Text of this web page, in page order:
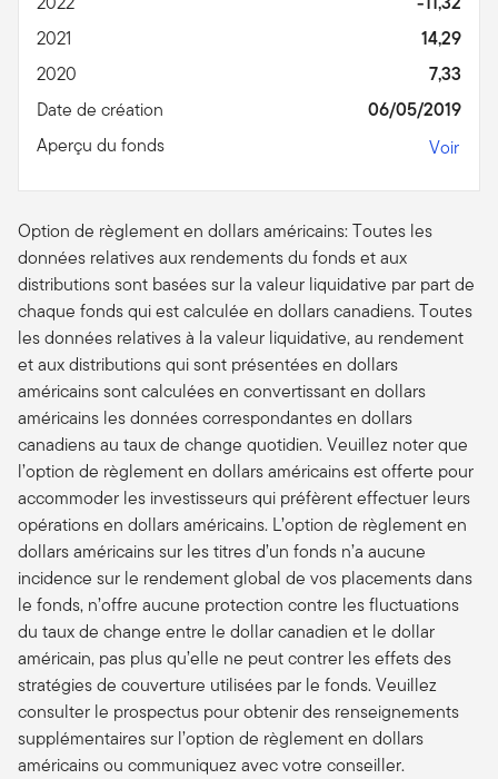
2021
14,29
2020
7,33
Date de création
06/05/2019
Aperçu du fonds
Voir
Option de règlement en dollars américains: Toutes les
données relatives aux rendements du fonds et aux
distributions sont basées sur la valeur liquidative par part de
chaque fonds qui est calculée en dollars canadiens. Toutes
les données relatives à la valeur liquidative, au rendement
et aux distributions qui sont présentées en dollars
américains sont calculées en convertissant en dollars
américains les données correspondantes en dollars
canadiens au taux de change quotidien. Veuillez noter que
l’option de règlement en dollars américains est offerte pour
accommoder les investisseurs qui préfèrent effectuer leurs
opérations en dollars américains. L’option de règlement en
dollars américains sur les titres d’un fonds n’a aucune
incidence sur le rendement global de vos placements dans
le fonds, n’offre aucune protection contre les fluctuations
du taux de change entre le dollar canadien et le dollar
américain, pas plus qu’elle ne peut contrer les effets des
stratégies de couverture utilisées par le fonds. Veuillez
consulter le prospectus pour obtenir des renseignements
supplémentaires sur l’option de règlement en dollars
américains ou communiquez avec votre conseiller.